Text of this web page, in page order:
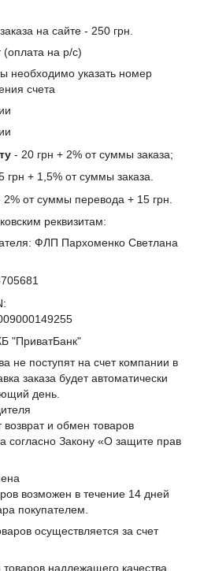
на сайте - 250 грн.
(оплата на р/с)
необходимо указать номер
счета
- 20 грн + 2% от суммы заказа;
грн + 1,5% от суммы заказа.
2% от суммы перевода + 15 грн.
реквизитам:
ФЛП Пархоменко Светлана
"ПриватБанк"
не поступят на счет компании в
заказа будет автоматически
день.
и обмен товаров
согласно Закону «О защите прав
возможен в течение 14 дней
покупателем.
осуществляется за счет
надлежащего качества